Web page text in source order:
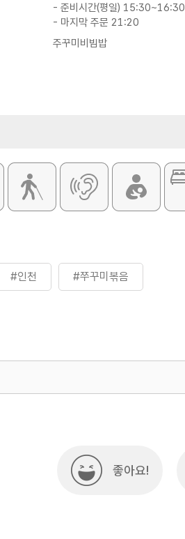
- 준비시간(평일) 15:30~16:30
- 마지막 주문 21:20
주꾸미비빔밥
#인천 #쭈꾸미볶음
좋아요!